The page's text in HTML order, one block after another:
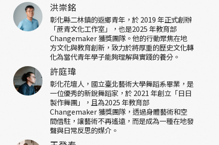
洪崇銘
彰化縣二林鎮的返鄉青年，於 2019 年正式創辦
「蔗青文化工作室」，也是2025 年教育部
Changemaker 獲獎團隊。他的行動聚焦在地
方文化與教育創新，致力於將厚重的歷史文化轉
化為當代青年學子能夠理解與實踐的養分。
許庭瑋
彰化花壇人，國立臺北藝術大學舞蹈系畢業，是
一位優秀的新銳舞蹈家，於 2021 年創立「日日
製作舞團」，且為2025 年教育部
Changemaker 獲獎團隊，透過身體藝術和空
間借駐，讓藝術不再遙遠，而是成為一種在地發
聲與日常反思的媒介。